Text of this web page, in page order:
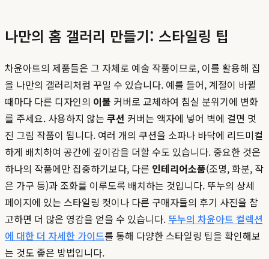
나만의 홈 갤러리 만들기: 스타일링 팁
차윤아트의 제품들은 그 자체로 예술 작품이므로, 이를 활용해 집
을 나만의 갤러리처럼 꾸밀 수 있습니다. 예를 들어, 계절이 바뀔
때마다 다른 디자인의 이불 커버로 교체하여 침실 분위기에 변화
를 주세요. 사용하지 않는 쿠션 커버는 액자에 넣어 벽에 걸면 멋
진 그림 작품이 됩니다. 여러 개의 쿠션을 소파나 바닥에 리드미컬
하게 배치하여 공간에 깊이감을 더할 수도 있습니다. 중요한 것은
하나의 작품에만 집중하기보다, 다른 인테리어소품(조명, 화분, 작
은 가구 등)과 조화를 이루도록 배치하는 것입니다. 뚜누의 상세
페이지에 있는 스타일링 컷이나 다른 구매자들의 후기 사진을 참
고하면 더 많은 영감을 얻을 수 있습니다. 뚜누의 차윤아트 컬렉션
에 대한 더 자세한 가이드를 통해 다양한 스타일링 팁을 확인해보
는 것도 좋은 방법입니다.